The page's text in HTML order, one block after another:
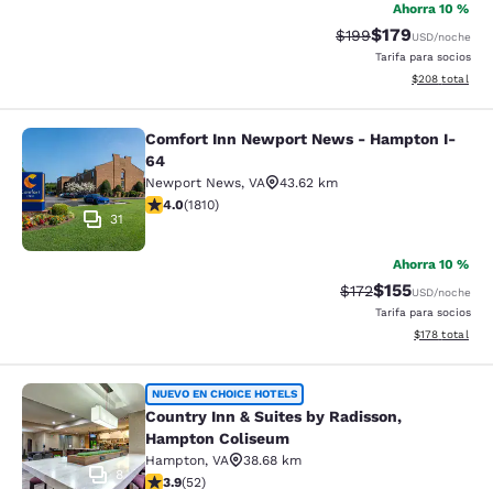
Ahorra 10 %
Precio tachado:
$199Precio con
$179USD/noche
Tarifa para socios
Ver detalles
$208 total
Comfort Inn Newport News -
31
Comfort Inn Newport News - Hampton I-
64
Newport News, VA
43.62 km
calificación de 4.03 estrellas. Muy bueno. 1810
4.0(1810)
Ahorra 10 %
Precio tachado:
$172Precio con
$155USD/noche
Tarifa para socios
Ver detalles
$178 total
Country Inn & Suites by Radisson,
8
NUEVO EN CHOICE HOTELS
Country Inn & Suites by Radisson,
Hampton Coliseum
Hampton, VA
38.68 km
calificación de 3.87 estrellas. Bueno. 52 reseñas
3.9(52)